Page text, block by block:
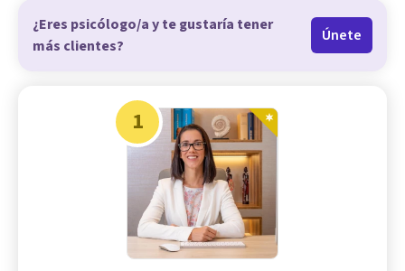
¿Eres psicólogo/a y te gustaría tener
más clientes?
Únete
1